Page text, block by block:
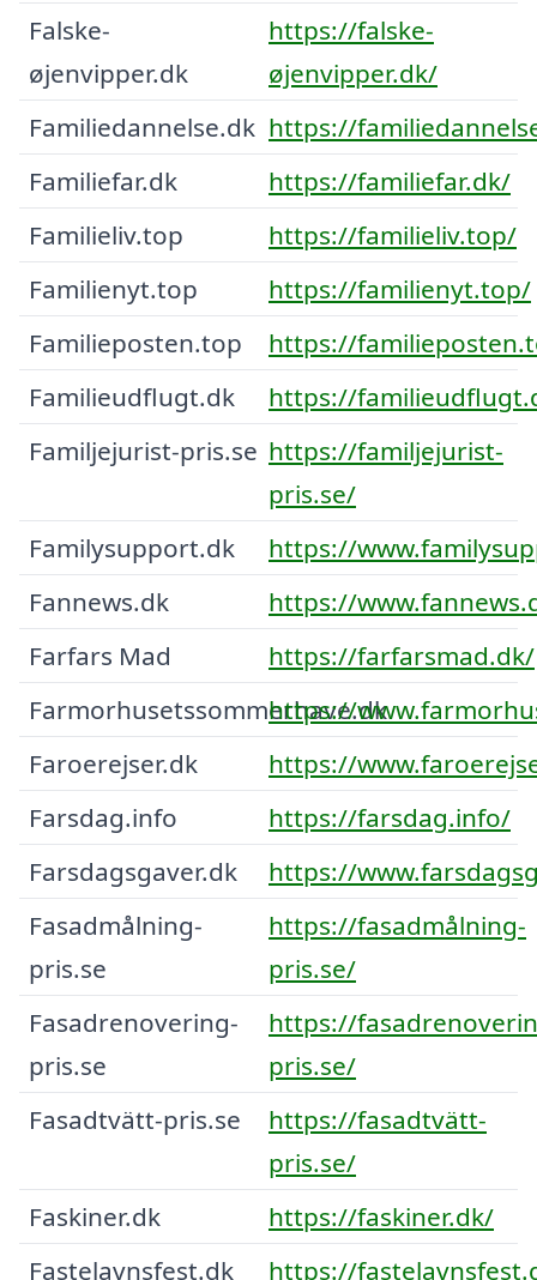
Falske-
øjenvipper.dk
https://falske-
øjenvipper.dk/
Familiedannelse.dk https://
Familiefar.dk
https://familiefar.dk/
Familieliv.top
https://familieliv.top/
Familienyt.top
https://familienyt.top/
Familieposten.top
https://
Familieudflugt.dk
https://
Familjejurist-pris.se https://familjejurist-
pris.se/
Familysupport.dk
https://
Fannews.dk
https://
Farfars Mad
https://farfarsmad.dk/
Farmorhusetssommerhave.dk
https://
Faroerejser.dk
https://
Farsdag.info
https://farsdag.info/
Farsdagsgaver.dk
https://
Fasadmålning-
pris.se
https://fasadmålning-
pris.se/
Fasadrenovering-
pris.se
https://
pris.se/
Fasadtvätt-pris.se
https://fasadtvätt-
pris.se/
Faskiner.dk
https://faskiner.dk/
Fastelavnsfest.dk
https://